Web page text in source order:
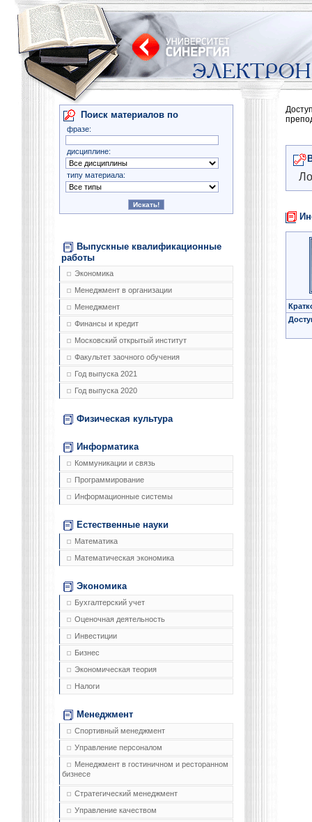
Поиск материалов по
фразе:
дисциплине:
типу материала:
Выпускные квалификационные
работы
Экономика
Менеджмент в организации
Менеджмент
Финансы и кредит
Московский открытый институт
Факультет заочного обучения
Год выпуска 2021
Год выпуска 2020
Физическая культура
Информатика
Коммуникации и связь
Программирование
Информационные системы
Естественные науки
Математика
Математическая экономика
Экономика
Бухгалтерский учет
Оценочная деятельность
Инвестиции
Бизнес
Экономическая теория
Налоги
Менеджмент
Спортивный менеджмент
Управление персоналом
Менеджмент в гостиничном и ресторанном
бизнесе
Стратегический менеджмент
Управление качеством